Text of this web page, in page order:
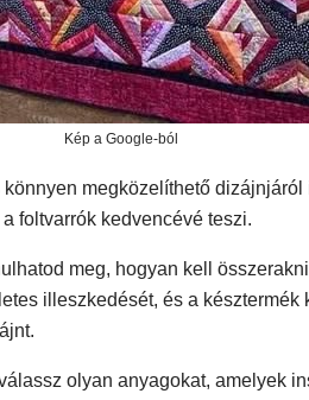
Kép a Google-ból
megközelíthető
foltvarrók kedvencévé teszi.
meg, hogyan kell
illeszkedését, és a
olyan anyagokat, amelyek